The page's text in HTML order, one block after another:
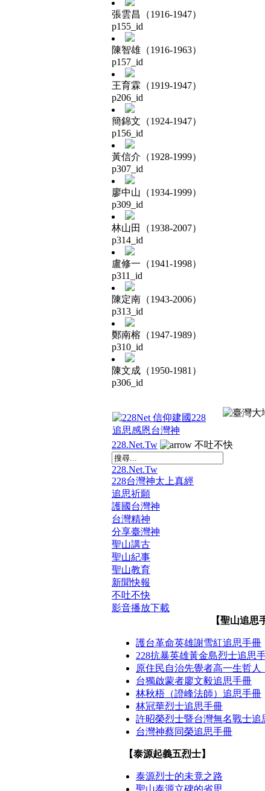
張雲昌（1916-1947）
p155_id
陳智雄（1916-1963）
p157_id
王育霖（1919-1947）
p206_id
簡錦文（1924-1947）
p156_id
黃信介（1928-1999）
p307_id
廖中山（1934-1999）
p309_id
林山田（1938-2007）
p314_id
盧修一（1941-1998）
p311_id
陳定南（1943-2006）
p313_id
鄭南榕（1947-1989）
p310_id
陳文成（1950-1981）
p306_id
228.Net.Tw 不吐不快
228.Net.Tw
228台灣神太上真經
追思祈願
護國台灣神
台灣精神
分享臺灣神
聖山講古
聖山紀事
聖山教育
新聞快報
不吐不快
影音播放下載
【聖山追思
護台革命英雄謝雪紅追思手冊
228抗暴英雄黃金島烈士追思
原住民自治先覺者高一生哲
台獨啟蒙者廖文毅追思手冊
林秋梧（證峰法師）追思手冊
林冠華烈士追思手冊
許昭榮烈士暨台灣無名戰士追
台灣神蔡同榮追思手冊
【泰源起義五烈士】
泰源烈士的未竟之路
聖山泰源立碑的省思